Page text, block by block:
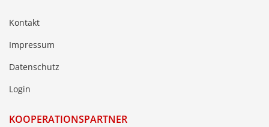
Kontakt
Impressum
Datenschutz
Login
KOOPERATIONSPARTNER